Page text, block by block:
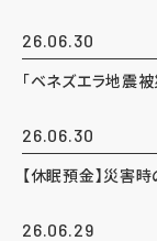
26.06.30
「ベネズエラ地震
26.06.30
【休眠預金】災害
26.06.29